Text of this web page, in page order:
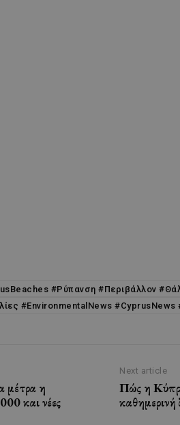
#Ρύπανση #Περιβάλλον
#EnvironmentalNews
μέτρα η
και νέες
Next article
Πώς η
καθημερινή